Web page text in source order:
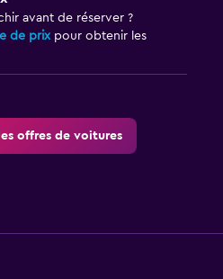
avant de réserver ?
de prixpour obtenir les
offres de voitures